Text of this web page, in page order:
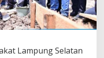
n
P
e
a
Lampung Selatan